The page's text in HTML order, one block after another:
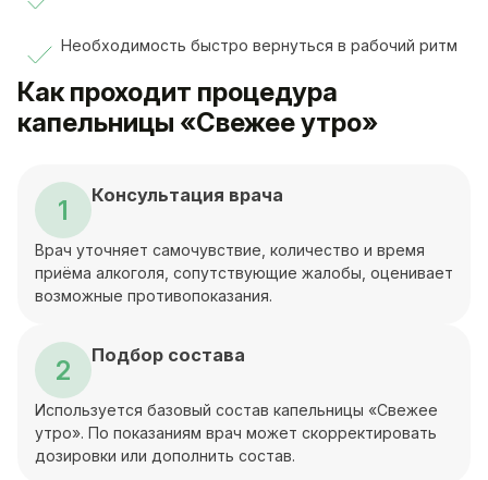
Необходимость быстро вернуться в рабочий ритм
Как проходит процедура
капельницы «Свежее утро»
1 Консультация врача
Врач уточняет самочувствие, количество и время
приёма алкоголя, сопутствующие жалобы, оценивает
возможные противопоказания.
2 Подбор состава
Используется базовый состав капельницы «Свежее
утро». По показаниям врач может скорректировать
дозировки или дополнить состав.